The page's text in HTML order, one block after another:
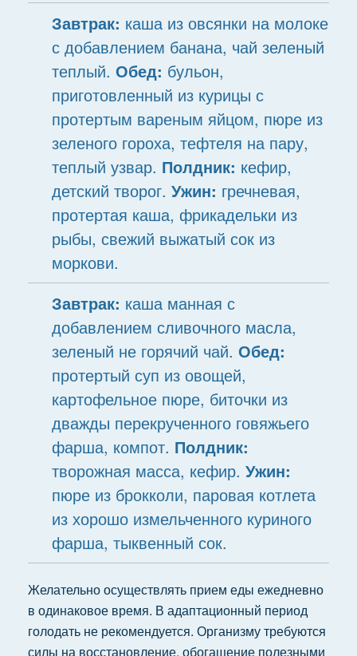
Завтрак: каша из овсянки на молоке
с добавлением банана, чай зеленый
теплый. Обед: бульон,
приготовленный из курицы с
протертым вареным яйцом, пюре из
зеленого гороха, тефтеля на пару,
теплый узвар. Полдник: кефир,
детский творог. Ужин: гречневая,
протертая каша, фрикадельки из
рыбы, свежий выжатый сок из
моркови.
Завтрак: каша манная с
добавлением сливочного масла,
зеленый не горячий чай. Обед:
протертый суп из овощей,
картофельное пюре, биточки из
дважды перекрученного говяжьего
фарша, компот. Полдник:
творожная масса, кефир. Ужин:
пюре из брокколи, паровая котлета
из хорошо измельченного куриного
фарша, тыквенный сок.
Желательно осуществлять прием еды ежедневно
в одинаковое время. В адаптационный период
голодать не рекомендуется. Организму требуются
силы на восстановление, обогащение полезными